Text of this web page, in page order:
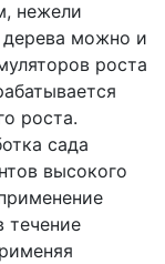
нежели
дерева можно и
роста
роста.
сада
высокого
течение